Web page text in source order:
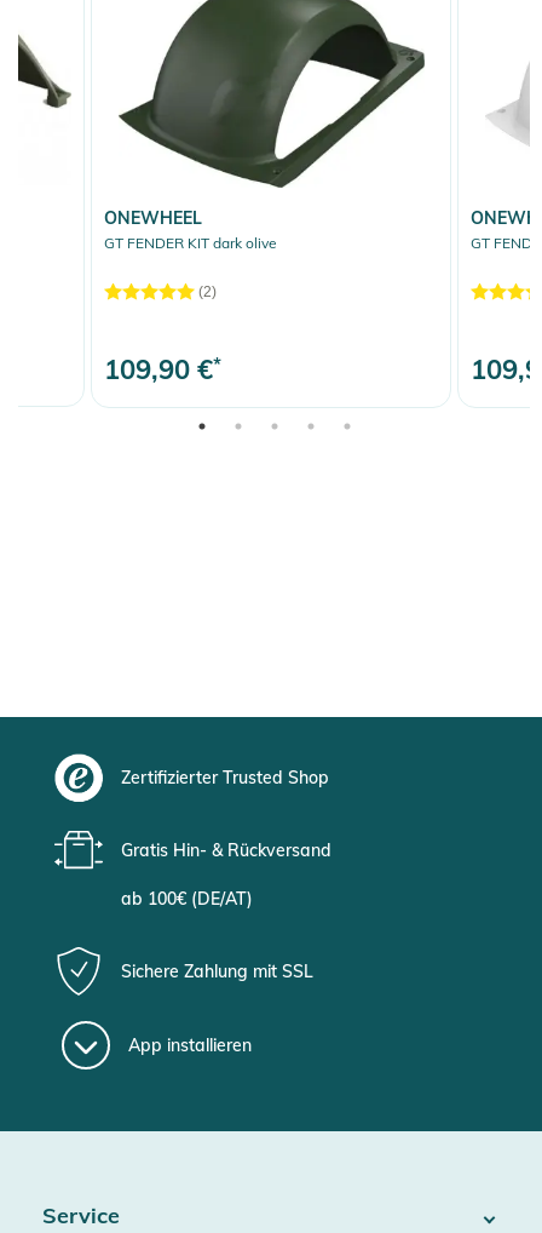
ONEWHEEL
GT FENDER KIT dark olive
(2)
109,90 €*
GT
Zertifizierter Trusted Shop
Gratis Hin- & Rückversand
ab 100€ (DE/AT)
Sichere Zahlung mit SSL
App installieren
Service